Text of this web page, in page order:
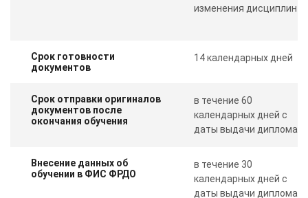
изменения дисциплин
Срок готовности
документов
14 календарных дней
Срок отправки оригиналов
документов после
окончания обучения
в течение 60
календарных дней с
даты выдачи диплома
Внесение данных об
обучении в ФИС ФРДО
в течение 30
календарных дней с
даты выдачи диплома